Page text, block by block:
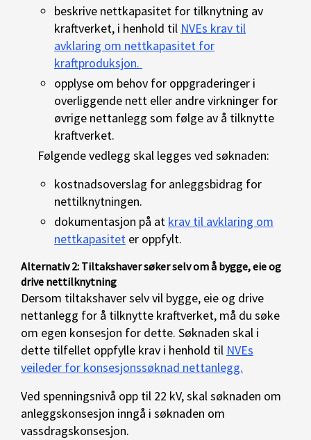
beskrive nettkapasitet for tilknytning av
kraftverket, i henhold til NVEs krav til
avklaring om nettkapasitet for
kraftproduksjon.
opplyse om behov for oppgraderinger i
overliggende nett eller andre virkninger for
øvrige nettanlegg som følge av å tilknytte
kraftverket.
Følgende vedlegg skal legges ved søknaden:
kostnadsoverslag for anleggsbidrag for
nettilknytningen.
dokumentasjon på at krav til avklaring om
nettkapasitet er oppfylt.
Alternativ 2: Tiltakshaver søker selv om å bygge, eie og
drive nettilknytning
Dersom tiltakshaver selv vil bygge, eie og drive
nettanlegg for å tilknytte kraftverket, må du søke
om egen konsesjon for dette. Søknaden skal i
dette tilfellet oppfylle krav i henhold til NVEs
veileder for konsesjonssøknad nettanlegg.
Ved spenningsnivå opp til 22 kV, skal søknaden om
anleggskonsesjon inngå i søknaden om
vassdragskonsesjon.